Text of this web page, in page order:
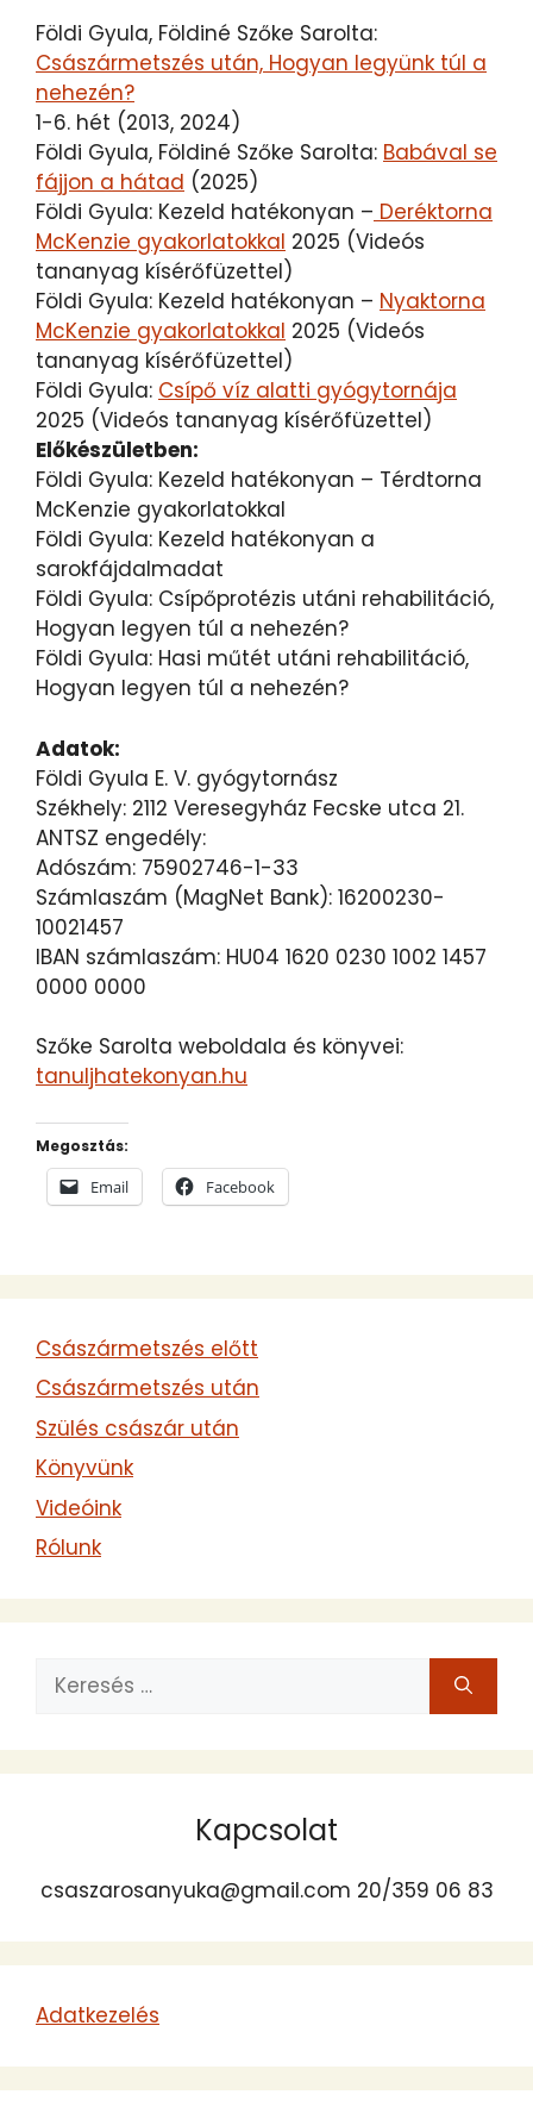
Földi Gyula, Földiné Szőke Sarolta:
Császármetszés után, Hogyan legyünk túl a
nehezén?
1-6. hét (2013, 2024)
Földi Gyula, Földiné Szőke Sarolta: Babával se
fájjon a hátad (2025)
Földi Gyula: Kezeld hatékonyan – Deréktorna
McKenzie gyakorlatokkal 2025 (Videós
tananyag kísérőfüzettel)
Földi Gyula: Kezeld hatékonyan – Nyaktorna
McKenzie gyakorlatokkal 2025 (Videós
tananyag kísérőfüzettel)
Földi Gyula: Csípő víz alatti gyógytornája
2025 (Videós tananyag kísérőfüzettel)
Előkészületben:
Földi Gyula: Kezeld hatékonyan – Térdtorna
McKenzie gyakorlatokkal
Földi Gyula: Kezeld hatékonyan a
sarokfájdalmadat
Földi Gyula: Csípőprotézis utáni rehabilitáció,
Hogyan legyen túl a nehezén?
Földi Gyula: Hasi műtét utáni rehabilitáció,
Hogyan legyen túl a nehezén?
Adatok:
Földi Gyula E. V. gyógytornász
Székhely: 2112 Veresegyház Fecske utca 21.
ANTSZ engedély:
Adószám: 75902746-1-33
Számlaszám (MagNet Bank): 16200230-
10021457
IBAN számlaszám: HU04 1620 0230 1002 1457
0000 0000
Szőke Sarolta weboldala és könyvei:
tanuljhatekonyan.hu
Megosztás:
Email Facebook
Császármetszés előtt
Császármetszés után
Szülés császár után
Könyvünk
Videóink
Rólunk
Keresés:
Kapcsolat
csaszarosanyuka@gmail.com 20/359 06 83
Adatkezelés